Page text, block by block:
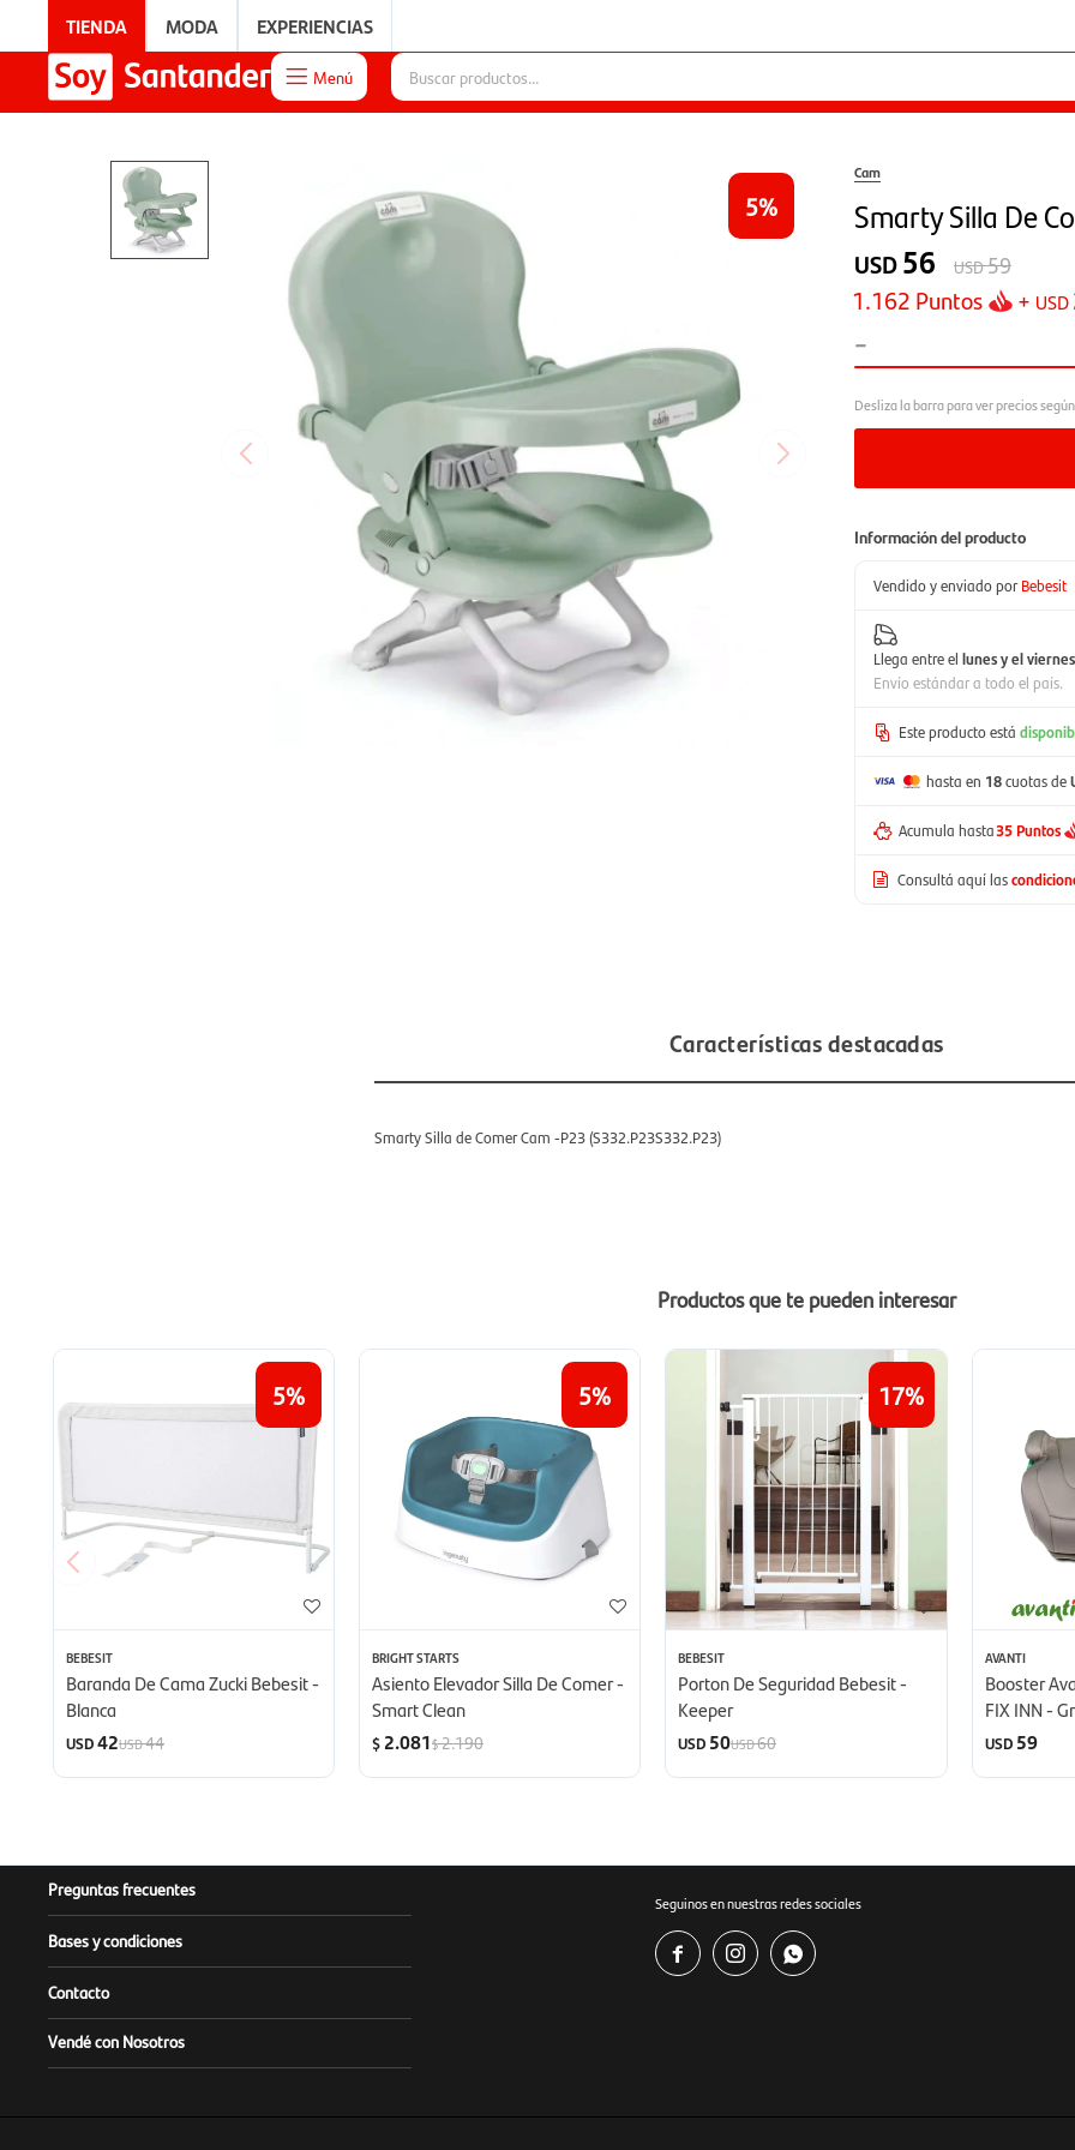
TIENDA MODA EXPERIENCIAS
 Menú
5
Cam
Smarty Silla De
USD56 USD59
1.162 Puntos + USD
-
Información del producto
Vendido y enviado por Bebesit
Llega entre el lunes y el viernes
Envío estándar a todo el país.
Este producto está
hasta en 18cuotas de
Acumula hasta35 Puntos
Consultá aquí las
Características destacadas
Smarty Silla de Comer Cam -P23 (S332.P23S332.P23)
Productos que te pueden interesar
5
BEBESIT
Baranda De Cama Zucki Bebesit -
Blanca
USD42USD44
5
BRIGHT STARTS
Asiento Elevador Silla De Comer -
Smart Clean
$2.081$2.190
17
BEBESIT
Porton De Seguridad Bebesit -
Keeper
USD 50USD60
AVANTI
Booster
FIX INN -
USD 59
Preguntas frecuentes
Bases y condiciones
Contacto
Vendé con Nosotros
Seguinos en nuestras redes sociales
  